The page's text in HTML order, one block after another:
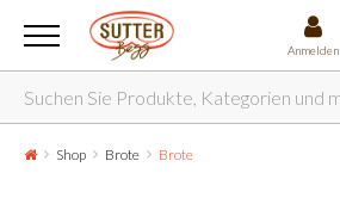
Anmelden
Shop Brote Brote